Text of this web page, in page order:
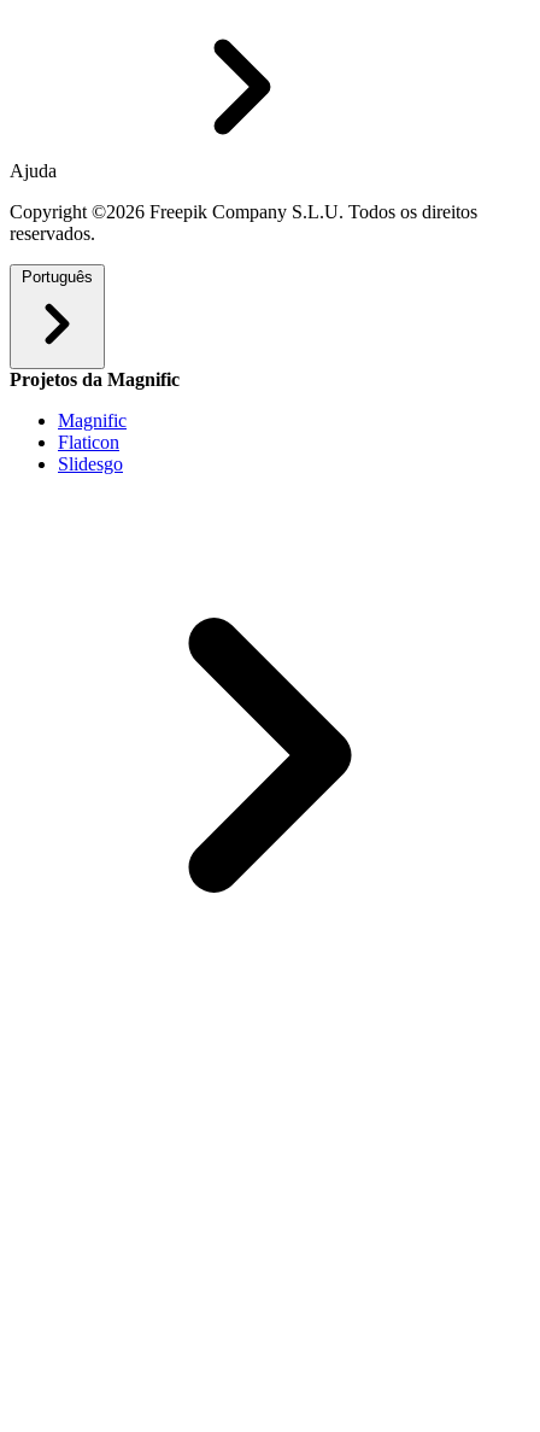
Ajuda
Copyright ©2026 Freepik Company S.L.U. Todos os direitos
reservados.
Português
Projetos da Magnific
Magnific
Flaticon
Slidesgo